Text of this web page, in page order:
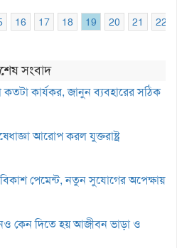
16 17 18 19 20 21
22
সংবাদ
কার্যকর, জানুন ব্যবহারের সঠিক
আরোপ করল যুক্তরাষ্ট্র
পেমেন্ট, নতুন সুযোগের অপেক্ষায়
কেন দিতে হয় আজীবন ভাড়া ও